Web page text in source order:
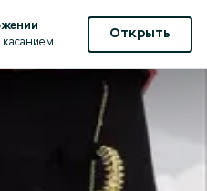
касанием
Открыть